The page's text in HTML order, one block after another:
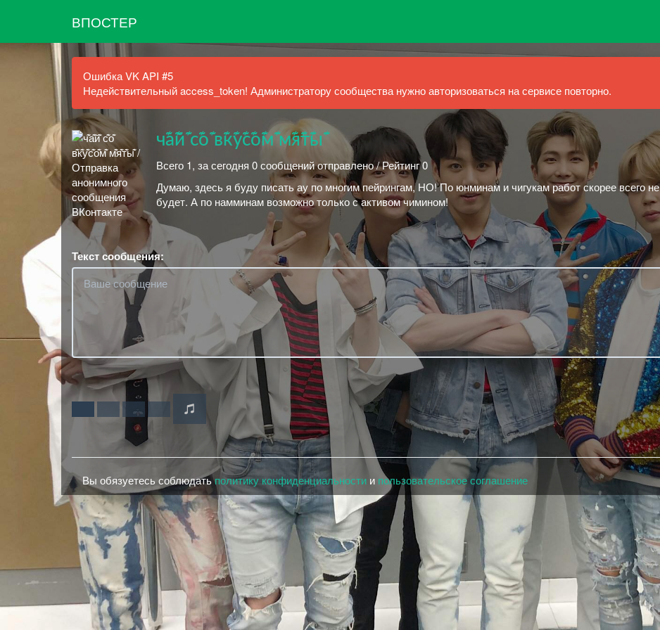
ВПОСТЕР
Ошибка VK API #5
Недействительный access_token! Администратору сообщества нужно авторизоваться на сервисе повторно.
ч͊а͊й͊ с͊о͊ в͊к͊у͊с͊о͊м͊ м͊я͊т͊ы͊
Всего 1, за сегодня 0 сообщений отправлено / Рейтинг 0
Думаю, здесь я буду писать ау по многим пейрингам, НО! По юнминам и чигукам работ скорее всего не
будет. А по намминам возможно только с активом чимином!
Текст сообщения:
Вы обязуетесь соблюдатьполитику конфиденциальности и пользовательское соглашение